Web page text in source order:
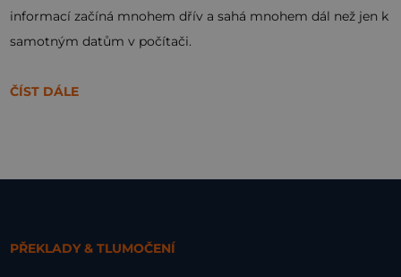
informací začíná mnohem dřív a sahá mnohem dál než jen k
samotným datům v počítači.
ČÍST DÁLE
PŘEKLADY & TLUMOČENÍ